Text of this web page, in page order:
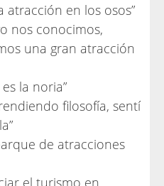
atracción en los osos”
nos conocimos,
una gran atracción
la noria”
filosofía, sentí
de atracciones
el turismo en